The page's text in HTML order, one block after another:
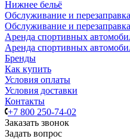
Нижнее бельё
Обслуживание и
Обслуживание и
Аренда спортивных
Аренда спортивных
Бренды
Как купить
Условия оплаты
Условия доставки
Контакты
+7 800 250-74-02
Заказать звонок
Задать вопрос